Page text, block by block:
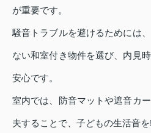
が重要です。
騒音トラブルを避けるためには
ない和室付き物件を選び、内見
安心です。
室内では、防音マットや遮音カ
夫することで、子どもの生活音を